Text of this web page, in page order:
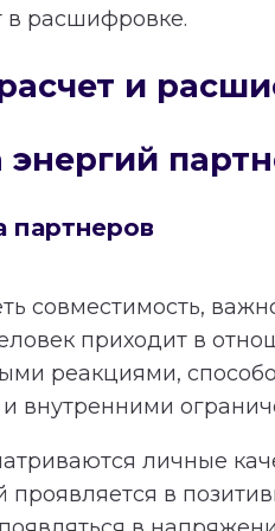
в расшифровке.
и
партнеров
совместимость,
приходит в
реакциями,
внутренними
личные
в